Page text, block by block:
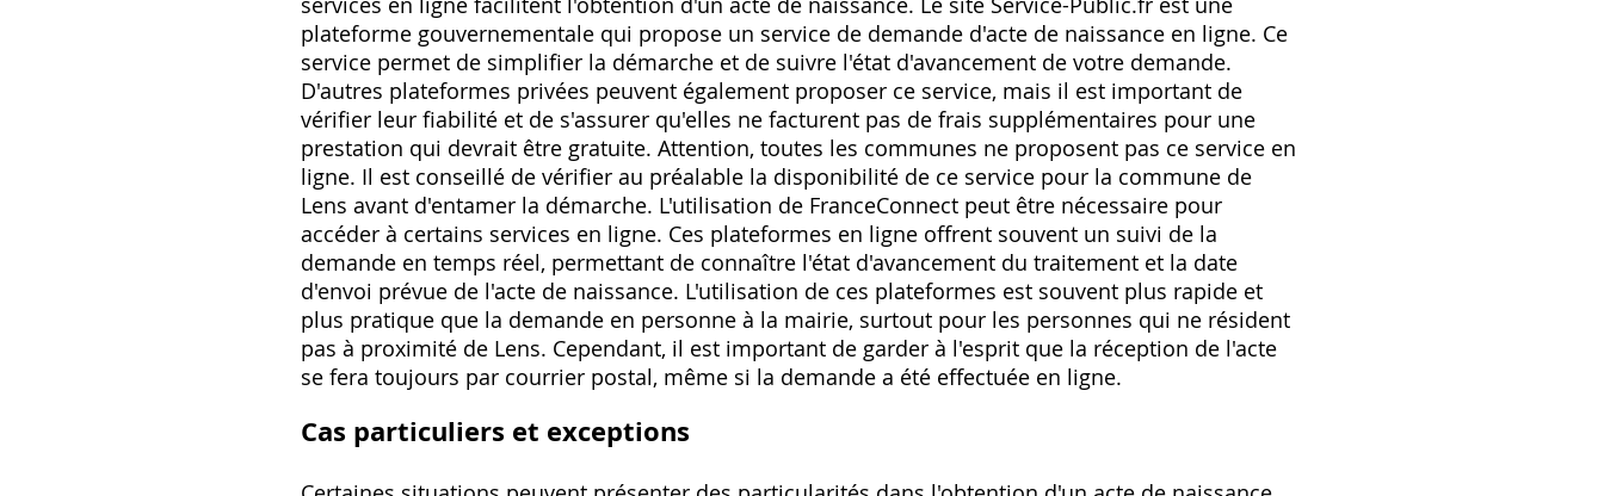
plateforme gouvernementale qui propose un service de demande d'acte de naissance en ligne. Ce
service permet de simplifier la démarche et de suivre l'état d'avancement de votre demande.
D'autres plateformes privées peuvent également proposer ce service, mais il est important de
vérifier leur fiabilité et de s'assurer qu'elles ne facturent pas de frais supplémentaires pour une
prestation qui devrait être gratuite. Attention, toutes les communes ne proposent pas ce service en
ligne. Il est conseillé de vérifier au préalable la disponibilité de ce service pour la commune de
Lens avant d'entamer la démarche. L'utilisation de FranceConnect peut être nécessaire pour
accéder à certains services en ligne. Ces plateformes en ligne offrent souvent un suivi de la
demande en temps réel, permettant de connaître l'état d'avancement du traitement et la date
d'envoi prévue de l'acte de naissance. L'utilisation de ces plateformes est souvent plus rapide et
plus pratique que la demande en personne à la mairie, surtout pour les personnes qui ne résident
pas à proximité de Lens. Cependant, il est important de garder à l'esprit que la réception de l'acte
se fera toujours par courrier postal, même si la demande a été effectuée en ligne.
Cas particuliers et exceptions